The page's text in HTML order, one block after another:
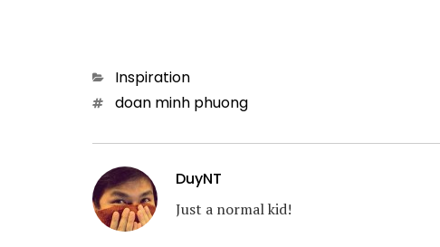
Categories
Inspiration
Tagsdoan minh phuong
DuyNT
Just a normal kid!